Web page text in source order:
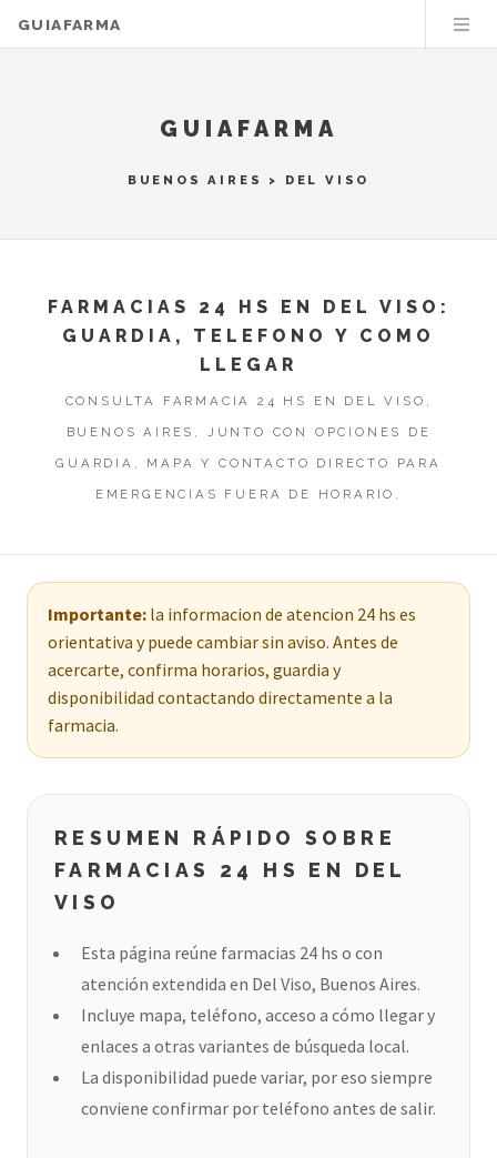
GUIAFARMA
GUIAFARMA
BUENOS AIRES > DEL VISO
FARMACIAS 24 HS EN DEL VISO:
GUARDIA, TELEFONO Y COMO
LLEGAR
CONSULTA FARMACIA 24 HS EN DEL VISO,
BUENOS AIRES, JUNTO CON OPCIONES DE
GUARDIA, MAPA Y CONTACTO DIRECTO PARA
EMERGENCIAS FUERA DE HORARIO.
Importante:la informacion de atencion 24 hs es
orientativa y puede cambiar sin aviso. Antes de
acercarte, confirma horarios, guardia y
disponibilidad contactando directamente a la
farmacia.
RESUMEN RÁPIDO SOBRE
FARMACIAS 24 HS EN DEL
VISO
Esta página reúne farmacias 24 hs o con
atención extendida en Del Viso, Buenos Aires.
Incluye mapa, teléfono, acceso a cómo llegar y
enlaces a otras variantes de búsqueda local.
La disponibilidad puede variar, por eso siempre
conviene confirmar por teléfono antes de salir.